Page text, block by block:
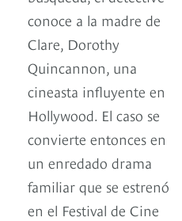
conoce a la madre de
Clare, Dorothy
Quincannon, una
cineasta influyente en
Hollywood. El caso se
convierte entonces en
un enredado drama
familiar que se estrenó
en el Festival de Cine